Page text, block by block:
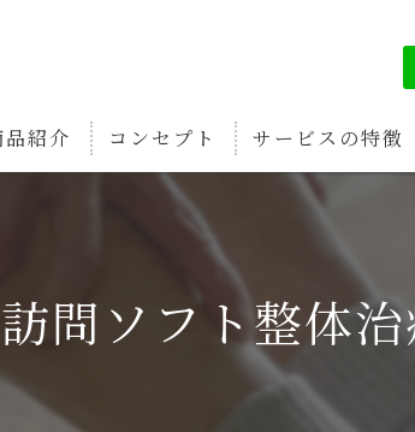
品紹介 コンセプト サービスの特徴
疲労回復
関節痛予防
問ソフト整体